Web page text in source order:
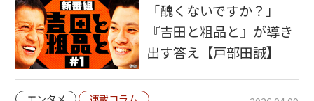
「醜くないですか？」
『吉田と粗品と』が導き
出す答え【戸部田誠】